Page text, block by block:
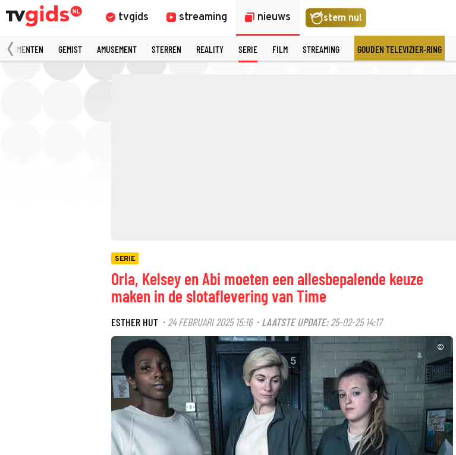
tvgids streaming nieuws stem nu!
GEMIST AMUSEMENT STERREN REALITY SERIE FILM STREAMING GOUDEN TELEVIZIER-RING
SERIE
Orla, Kelsey en Abi moeten een allesbepalende keuze
maken in de slotaflevering van Time
ESTHER HUT · 24 FEBRUARI 2025 15:16· LAATSTE UPDATE: 25-02-25 14:17
©